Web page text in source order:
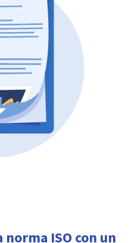
ISO con un